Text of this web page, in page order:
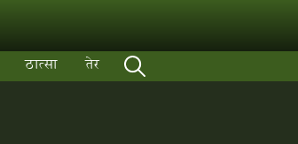
ठात्‍सा तेर